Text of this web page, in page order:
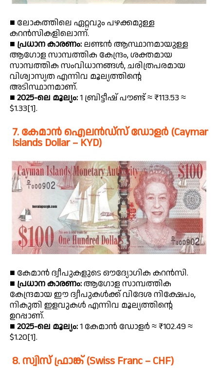
■ ലോകത്തിലെ ഏറ്റവും പഴക്കമുള്ള
കറൻസികളിലൊന്ന്.
■ പ്രധാന കാരണം: ലണ്ടൻ ആസ്ഥാനമായുള്ള
ആഗോള സാമ്പത്തിക കേന്ദ്രം, ശക്തമായ
സാമ്പത്തിക സംവിധാനങ്ങൾ, ചരിത്രപരമായ
വിശ്വാസ്യത എന്നിവ മൂല്യത്തിൻ്റെ
അടിസ്ഥാനമാണ്.
■ 2025-ലെ മൂല്യം:1 ബ്രിട്ടീഷ് പൗണ്ട് ≈ ₹113.53 ≈
$1.33[1].
7. കേമാൻ ഐലൻഡ്‌സ് ഡോളർ (Cayman
Islands Dollar – KYD)
■ കേമാൻ ദ്വീപുകളുടെ ഔദ്യോഗിക കറൻസി.
■ പ്രധാന കാരണം:ആഗോള സാമ്പത്തിക
കേന്ദ്രമായ ഈ ദ്വീപുകൾക്ക് വിദേശ നിക്ഷേപം,
നികുതി ഇളവുകൾ എന്നിവ മൂല്യത്തിൻ്റെ
ഉറപ്പാണ്.
■ 2025-ലെ മൂല്യം:1 കേമാൻ ഡോളർ ≈ ₹102.49 ≈
$1.20[1].
8. സ്വിസ് ഫ്രാങ്ക് (Swiss Franc – CHF)